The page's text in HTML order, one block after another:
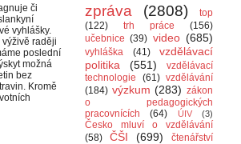
či
vyhlášky.
raději
poslední
možná
bez
Kromě
zpráva
(2808)
top
(122)
trh práce
(156)
učebnice (39) video (685)
vyhláška (41)
vzdělávací
politika
(551)
vzdělávací
technologie
(61) vzdělávání
(184) výzkum (283) zákon
o pedagogických
pracovnících
(64) ÚIV (3)
Česko mluví o vzdělávání
(58)
ČŠI (699)
čtenářství